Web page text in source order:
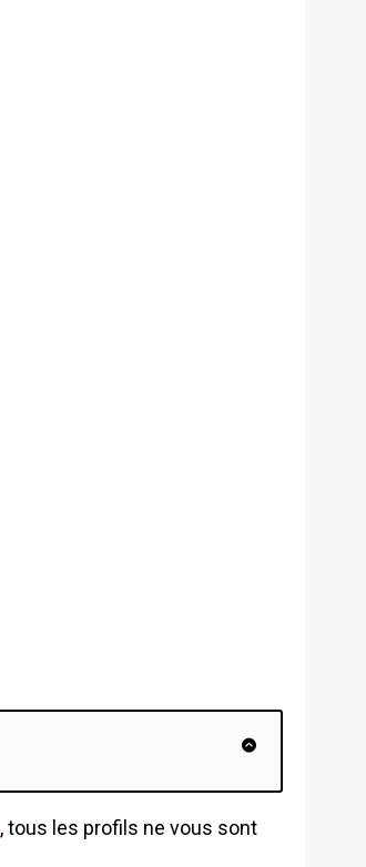
, tous les profils ne vous sont